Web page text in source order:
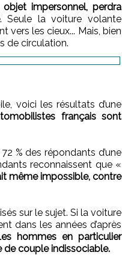
impersonnel, perdra
. Seule la voiture volante
vers les cieux... Mais, bien
de circulation.
voici les résultats d’une
français sont
% des répondants d’une
reconnaissent que «
même impossible, contre
sur le sujet. Si la voiture
dans les années d’après
hommes en particulier
de couple indissociable.